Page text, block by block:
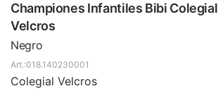
Championes Infantiles Bibi Colegial
Velcros
Negro
018.140230001
Colegial Velcros